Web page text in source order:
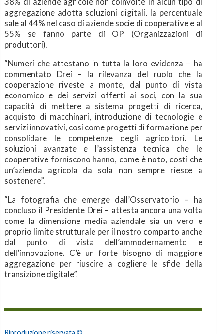
aggregazione adotta soluzioni digitali, la percentuale
sale al 44% nel caso di aziende socie di cooperative e al
55% se fanno parte di OP (Organizzazioni di
produttori).
“Numeri che attestano in tutta la loro evidenza – ha
commentato Drei – la rilevanza del ruolo che la
cooperazione riveste a monte, dal punto di vista
economico e dei servizi offerti ai soci, con la sua
capacità di mettere a sistema progetti di ricerca,
acquisto di macchinari, introduzione di tecnologie e
servizi innovativi, cosi come progetti di formazione per
consolidare le competenze degli agricoltori. Le
soluzioni avanzate e l’assistenza tecnica che le
cooperative forniscono hanno, come è noto, costi che
un’azienda agricola da sola non sempre riesce a
sostenere”.
“La fotografia che emerge dall’Osservatorio – ha
concluso il Presidente Drei – attesta ancora una volta
come la dimensione media aziendale sia un vero e
proprio limite strutturale per il nostro comparto anche
dal punto di vista dell’ammodernamento e
dell’innovazione. C’è un forte bisogno di maggiore
aggregazione per riuscire a cogliere le sfide della
transizione digitale”.
Riproduzione riservata ©